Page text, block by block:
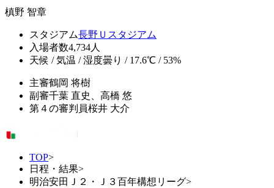
槙野 智章
スタジアム長野Ｕスタジアム
入場者数4,734人
天候 / 気温 / 湿度曇り / 17.6℃ / 53%
主審鶴岡 将樹
副審千葉 直史、高橋 悠
第４の審判員桜井 大介
TOP>
日程・結果>
明治安田Ｊ２・Ｊ３百年構想リーグ>